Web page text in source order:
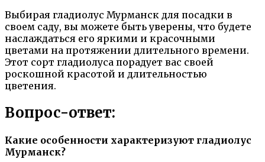
Выбирая гладиолус Мурманск для посадки в
своем саду, вы можете быть уверены, что будете
наслаждаться его яркими и красочными
цветами на протяжении длительного времени.
Этот сорт гладиолуса порадует вас своей
роскошной красотой и длительностью
цветения.
Вопрос-ответ:
Какие особенности характеризуют гладиолус
Мурманск?